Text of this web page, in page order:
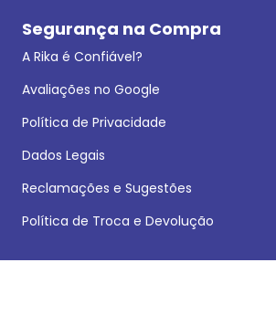
Segurança na Compra
A Rika é Confiável?
Avaliações no Google
Política de Privacidade
Dados Legais
Reclamações e Sugestões
Política de Troca e Devolução